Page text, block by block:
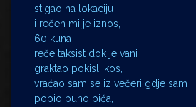
stigao na lokaciju
i rečen mi je iznos,
60 kuna
reče taksist dok je vani
graktao pokisli kos,
vraćao sam se iz večeri gdje sam
popio puno pića,